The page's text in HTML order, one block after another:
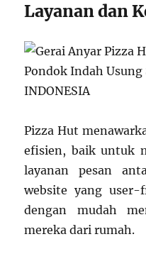
Layanan dan
Pizza Hut
efisien, baik untuk
layanan pesan
website yang user-
dengan mudah
mereka dari rumah.